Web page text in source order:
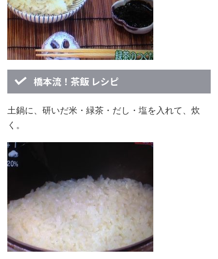
橋本流！茶飯 レシピ
土鍋に、研いだ米・緑茶・だし・塩を入れて、炊
く。